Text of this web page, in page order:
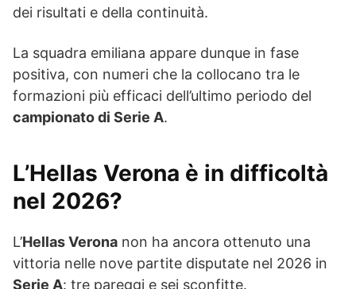
dei risultati e della continuità.
La squadra emiliana appare dunque in fase
positiva, con numeri che la collocano tra le
formazioni più efficaci dell’ultimo periodo del
campionato di Serie A.
L’Hellas Verona è in difficoltà
nel 2026?
L’Hellas Verona non ha ancora ottenuto una
vittoria nelle nove partite disputate nel 2026 in
Serie A: tre pareggi e sei sconfitte.